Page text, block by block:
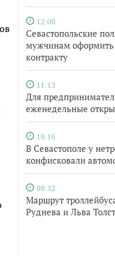
12:00
Севастопольские
мужчинам
контракту
11:13
Для
еженедельные
10:16
В Севастополе у
конфисковали
09:32
Маршрут
Руднева и Льва